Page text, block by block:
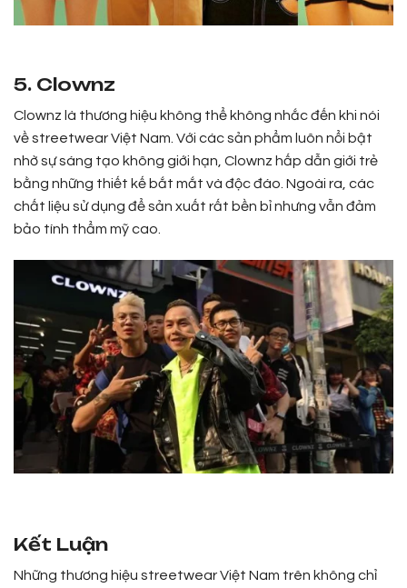
5. Clownz
Clownz là thương hiệu không thể không nhắc đến khi nói
về streetwear Việt Nam. Với các sản phẩm luôn nổi bật
nhờ sự sáng tạo không giới hạn, Clownz hấp dẫn giới trẻ
bằng những thiết kế bắt mắt và độc đáo. Ngoài ra, các
chất liệu sử dụng để sản xuất rất bền bỉ nhưng vẫn đảm
bảo tính thẩm mỹ cao.
Kết Luận
Những thương hiệu streetwear Việt Nam trên không chỉ